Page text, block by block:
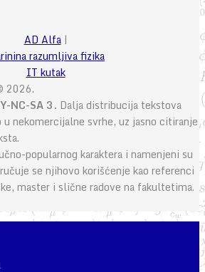
AD Alfa|
razumljiva fizika
IT kutak
2026.
NC-SA 3. Dalja distribucija tekstova
nekomercijalne svrhe, uz jasno citiranje
popularnog karaktera i namenjeni su
se njihovo korišćenje kao referenci
master i slične radove na fakultetima.